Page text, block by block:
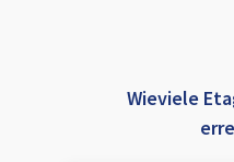
Wieviele